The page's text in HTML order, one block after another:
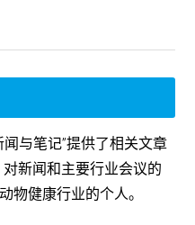
闻与笔记”提供了相关文章
新闻和主要行业会议的
物健康行业的个人。